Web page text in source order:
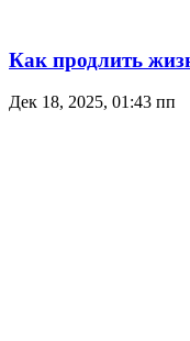
Как продлить
Дек 18, 2025, 01:43 пп